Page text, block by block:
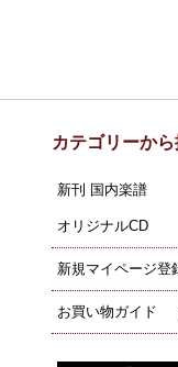
カテゴリーか
新刊 国内楽譜
オリジナルCD
新規マイページ登
お買い物ガイド